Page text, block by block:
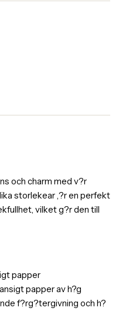
och charm med v?r
storlekear ,?r en perfekt
vilket g?r den till
papper
papper av h?g
f?rg?tergivning och h?